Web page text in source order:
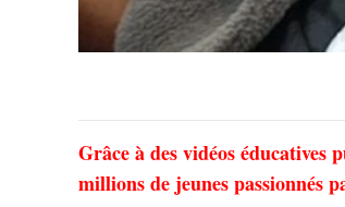
Grâce à des vidéos éducatives
millions de jeunes passionnés